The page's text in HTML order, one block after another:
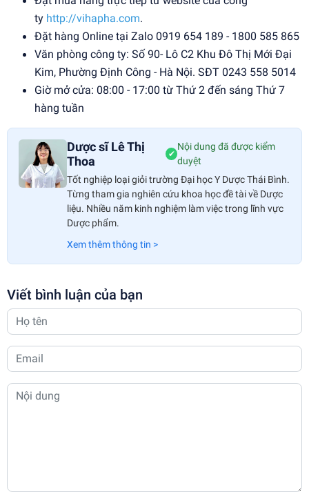
ty http://vihapha.com.
Đặt hàng Online tại Zalo 0919 654 189 - 1800 585 865
Văn phòng công ty: Số 90- Lô C2 Khu Đô Thị Mới Đại
Kim, Phường Định Công - Hà Nội. SĐT 0243 558 5014
Giờ mở cửa: 08:00 - 17:00 từ Thứ 2 đến sáng Thứ 7
hàng tuần
Dược sĩ Lê Thị
Thoa
✔
Nội dung đã được kiểm
duyệt
Tốt nghiệp loại giỏi trường Đại học Y Dược Thái Bình.
Từng tham gia nghiên cứu khoa học đề tài về Dược
liệu. Nhiều năm kinh nghiệm làm việc trong lĩnh vực
Dược phẩm.
Xem thêm thông tin >
Viết bình luận của bạn